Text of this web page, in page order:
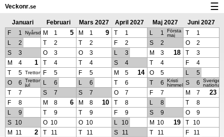
Veckonr.se
Kalender med helgdagar och veckonummer
Veckonummer og helgdagar på iPhone
Om Veckonr.se
Integritet och kakor
☰
Januari
2027
Februari
2027
Mars 2027 April 2027 Maj 2027
Juni 2027
F
1 Nyårsdagen
M 1 5 M 1 9 T 1 L 1
Första
maj
T
1
L
2 T 2 T 2 F 2 S 2 O
2
S
3 O 3 O 3 L 3 M 3 18 T
3
M
4 1 T 4 T 4 S 4 T 4 F
4
T
5 Trettondagsafton
F 5 F 5 M 5 14 O 5 L
5
O
6
Trettondedag
jul
L 6 L 6 T 6 T 6
Kristi
himmelsfärdsdag
S 6
Sveriges
T 7 S 7 S 7 O 7 F 7 M 7 23
F 8 M 8 6 M 8 10 T 8 L 8 T
8
L
9 T 9 T 9 F 9 S 9 O
9
S
10 O 10 O 10 L 10 M 10 19 T
10
M
11 2 T 11 T 11 S 11 T 11 F
11